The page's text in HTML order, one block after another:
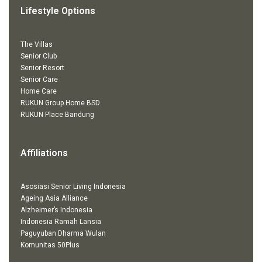
Lifestyle Options
The Villas
Senior Club
Senior Resort
Senior Care
Home Care
RUKUN Group Home BSD
RUKUN Place Bandung
Affiliations
Asosiasi Senior Living Indonesia
Ageing Asia Alliance
Alzheimer’s Indonesia
Indonesia Ramah Lansia
Paguyuban Dharma Wulan
Komunitas 50Plus